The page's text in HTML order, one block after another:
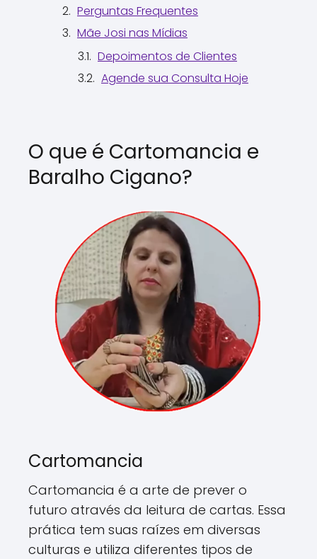
Perguntas Frequentes
Mãe Josi nas Mídias
Depoimentos de Clientes
Agende sua Consulta Hoje
O que é Cartomancia e
Baralho Cigano?
Cartomancia
Cartomancia é a arte de prever o
futuro através da leitura de cartas. Essa
prática tem suas raízes em diversas
culturas e utiliza diferentes tipos de